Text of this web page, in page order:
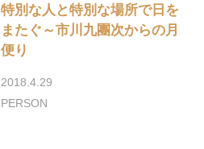
特別な人と特別な場所で日を
またぐ～市川九團次からの月
便り
2018.4.29
PERSON